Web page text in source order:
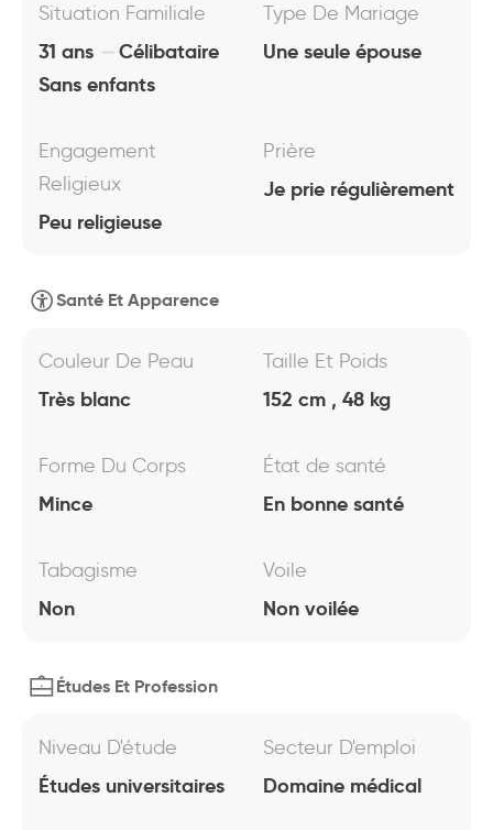
Situation Familiale
31 ans
Célibataire
Sans enfants
Type De Mariage
Une seule épouse
Engagement
Religieux
Peu religieuse
Prière
Je prie régulièrement
Santé Et Apparence
Couleur De Peau
Très blanc
Taille Et Poids
152 cm , 48 kg
Forme Du Corps
Mince
État de santé
En bonne santé
Tabagisme
Non
Voile
Non voilée
Études Et Profession
Niveau D'étude
Études universitaires
Secteur D'emploi
Domaine médical